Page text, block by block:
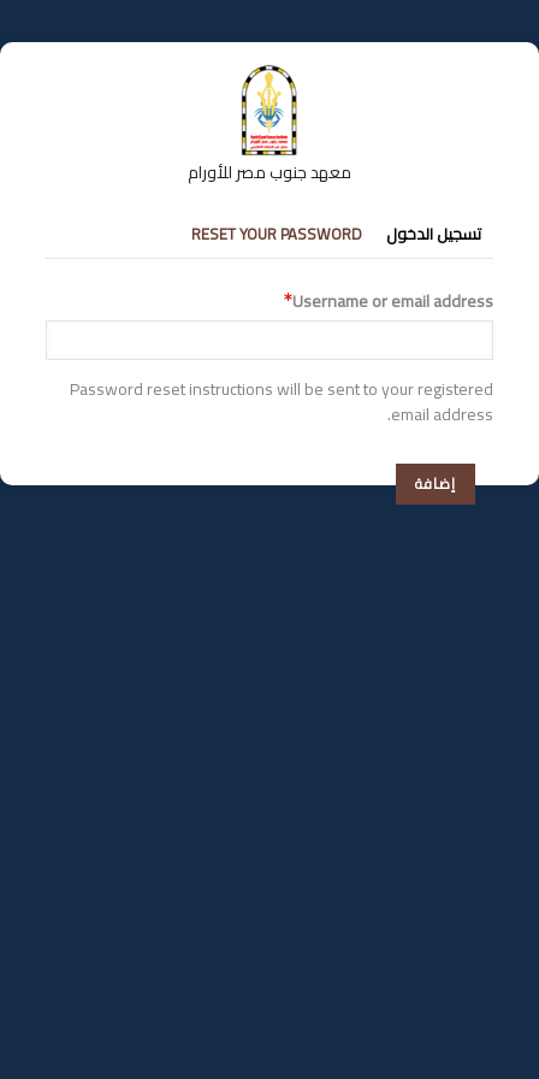
إلى
المحتوى
معهد جنوب مصر للأورام
التبويبات
الأساسية
تسجيل الدخول RESET YOUR PASSWORD
Username or email address
Password reset instructions will be sent to your registered
email address.